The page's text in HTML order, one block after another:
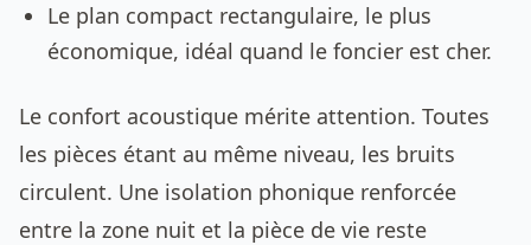
Le plan compact rectangulaire, le plus
économique, idéal quand le foncier est cher.
Le confort acoustique mérite attention. Toutes
les pièces étant au même niveau, les bruits
circulent. Une isolation phonique renforcée
entre la zone nuit et la pièce de vie reste